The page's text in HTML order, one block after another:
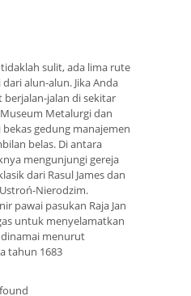
sulit, ada lima rute
alun-alun. Jika Anda
berjalan-jalan di sekitar
Metalurgi dan
gedung manajemen
belas. Di antara
mengunjungi gereja
dari Rasul James dan
Nierodzim.
pawai pasukan Raja Jan
untuk menyelamatkan
menurut
tahun 1683